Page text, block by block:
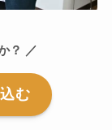
？ ／
む